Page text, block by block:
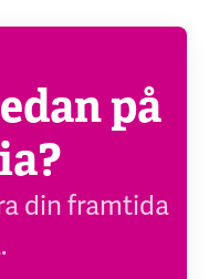
på
din framtida